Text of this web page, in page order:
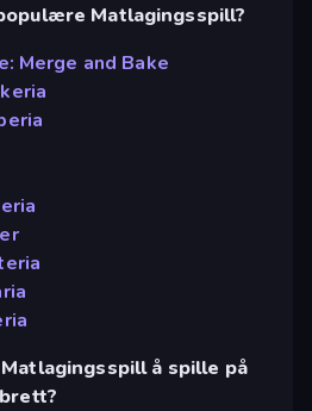
Matlagingsspill?
Merge and Bake
å spille på